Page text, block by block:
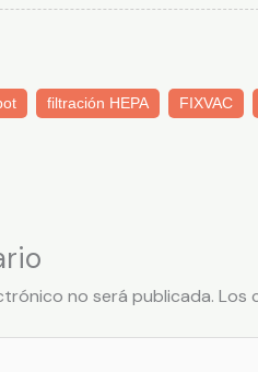
filtración HEPA FIXVAC
no será publicada. Los